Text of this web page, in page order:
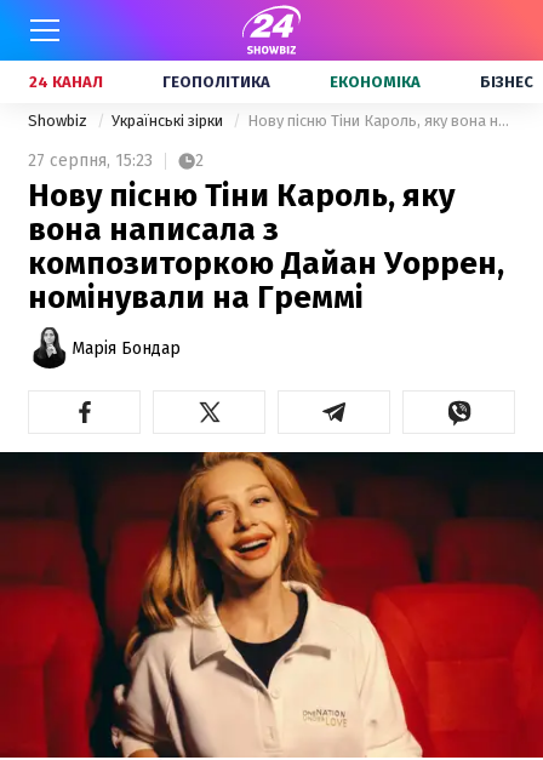
24 КАНАЛ ГЕОПОЛІТИКА ЕКОНОМІКА БІЗНЕС
Showbiz Українські зірки Нову пісню Тіни Кароль, яку вона написала з композиторкою Дайан Уоррен, номінували на Греммі
27 серпня, 15:23 2
Нову пісню Тіни Кароль, яку
вона написала з
композиторкою Дайан Уоррен,
номінували на Греммі
Марія Бондар